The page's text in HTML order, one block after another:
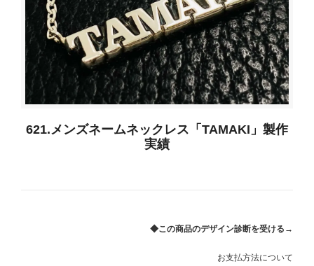
621.メンズネームネックレス「TAMAKI」製作
実績
◆この商品のデザイン診断を受ける→
お支払方法について